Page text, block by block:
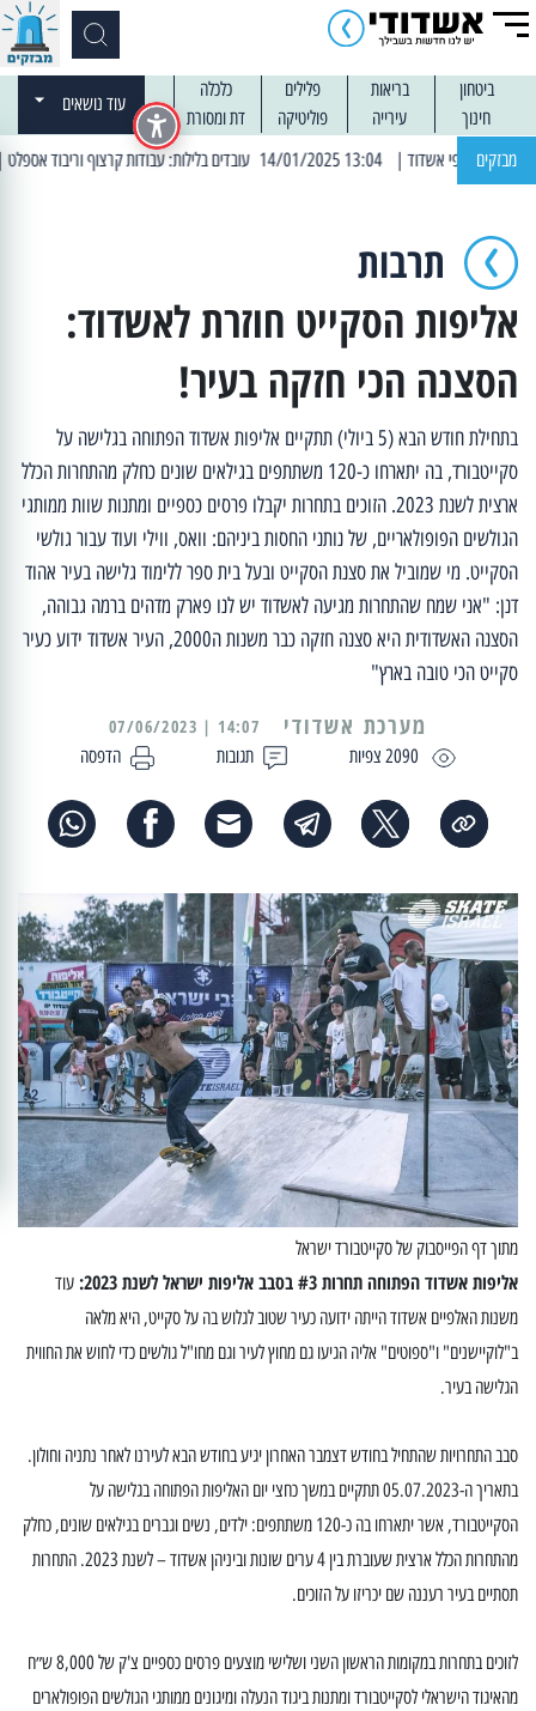
ביטחון בריאות פלילים
כלכלה
חינוך
עירייה פוליטיקה דת ומסורת
עוד נושאים
מבזקים
| 13:04 14/01/2025 עובדים בלילות: עבודות קרצוף וריבוד אספלט | 11:30 03/03/2025 בחמישי הקרוב: הרחובות בהם תהיה הפסקת חשמל יזומה
תרבות
אליפות הסקייט חוזרת לאשדוד:
הסצנה הכי חזקה בעיר!
בתחילת חודש הבא (5 ביולי) תתקיים אליפות אשדוד הפתוחה בגלישה על
סקייטבורד, בה יתארחו כ-120 משתתפים בגילאים שונים כחלק מהתחרות הכלל
ארצית לשנת 2023. הזוכים בתחרות יקבלו פרסים כספיים ומתנות שוות ממותגי
הגולשים הפופולאריים, של נותני החסות ביניהם: וואס, ווילי ועוד עבור גולשי
הסקייט. מי שמוביל את סצנת הסקייט ובעל בית ספר ללימוד גלישה בעיר אהוד
דנן: "אני שמח שהתחרות מגיעה לאשדוד יש לנו פארק מדהים ברמה גבוהה,
הסצנה האשדודית היא סצנה חזקה כבר משנות ה2000, העיר אשדוד ידוע כעיר
סקייט הכי טובה בארץ"
2090 צפיות תגובות הדפסה
מערכת אשדודי 14:07 | 07/06/2023
מתוך דף הפייסבוק של סקייטבורד ישראל
אליפות אשדוד הפתוחה תחרות #3 בסבב אליפות ישראל לשנת 2023:
עוד
משנות האלפיים אשדוד הייתה ידועה כעיר שטוב לגלוש בה על סקייט, היא מלאה
ב"לוקיישנים" ו"ספוטים" אליה הגיעו גם מחוץ לעיר וגם מחו"ל גולשים כדי לחוש את החווית
הגלישה בעיר.
סבב התחרויות שהתחיל בחודש דצמבר האחרון יגיע בחודש הבא לעירנו לאחר נתניה וחולון.
בתאריך ה-05.07.2023 תתקיים במשך כחצי יום האליפות הפתוחה בגלישה על
הסקייטבורד, אשר יתארחו בה כ-120 משתתפים: ילדים, נשים וגברים בגילאים שונים, כחלק
מהתחרות הכלל ארצית שעוברת בין 4 ערים שונות וביניהן אשדוד – לשנת 2023. התחרות
תסתיים בעיר רעננה שם יכריזו על הזוכים.
לזוכים בתחרות במקומות הראשון השני ושלישי מוצעים פרסים כספיים צ'ק של 8,000 ש״ח
מהאיגוד הישראלי לסקייטבורד ומתנות ביגוד הנעלה ומיגונים ממותגי הגולשים הפופולארים